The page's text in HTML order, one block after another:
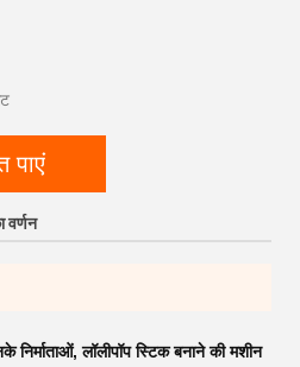
पाएं
वर्णन
निर्माताओं,लॉलीपॉप स्टिक बनाने की मशीन